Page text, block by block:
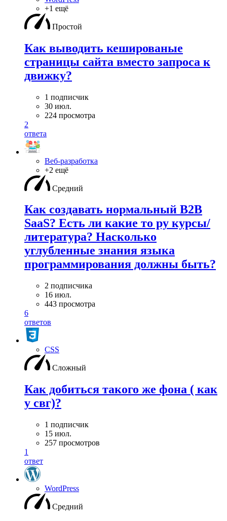
+1 ещё
Простой
Как выводить кешированые
страницы сайта вместо запроса к
движку?
1 подписчик
30 июл.
224 просмотра
2
ответа
Веб-разработка
+2 ещё
Средний
Как создавать нормальный B2B
SaaS? Есть ли какие то ру курсы/
литература? Насколько
углубленные знания языка
программирования должны быть?
2 подписчика
16 июл.
443 просмотра
6
ответов
CSS
Сложный
Как добиться такого же фона ( как
у свг)?
1 подписчик
15 июл.
257 просмотров
1
ответ
WordPress
Средний